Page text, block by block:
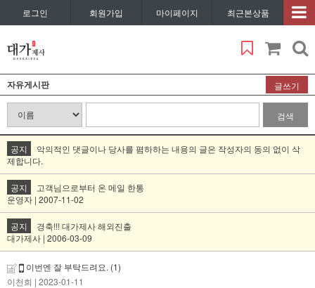
로그인 회원가입 마이페이지 최근본상품
자유게시판 글쓰기
검색
공지
악의적인 댓글이나 당사를 폄하하는 내용의 글은 작성자의 동의 없이 삭
제합니다.
공지
고객님으로부터 온 메일 한통
운영자 | 2007-11-02
공지
경축!!! 대가제사 해외진출
대가제사 | 2006-03-09
이번엔 잘 부탁드려요. (1)
이천희 | 2023-01-11